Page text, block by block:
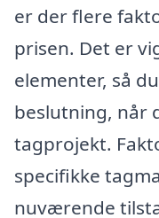
er der flere
prisen. Det er
elementer, så
beslutning, når
tagprojekt.
specifikke
nuværende